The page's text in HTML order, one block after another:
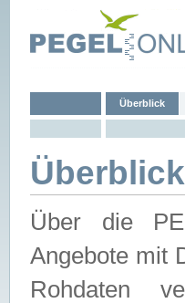
Überblick
Überblick
Über die
Angebote mit
Rohdaten